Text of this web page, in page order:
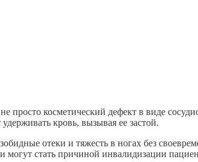
косметический дефект в виде
кровь, вызывая ее застой.
отеки и тяжесть в ногах без
стать причиной инвалидизации